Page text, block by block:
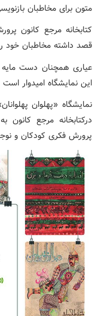
متون برای مخاطبان
کتابخانه مرجع کانون
قصد داشته مخاطبان خود
عیاری همچنان دست مایه
این نمایشگاه امیدوار است
درکتابخانه مرجع
پرورش فکری کودکان و